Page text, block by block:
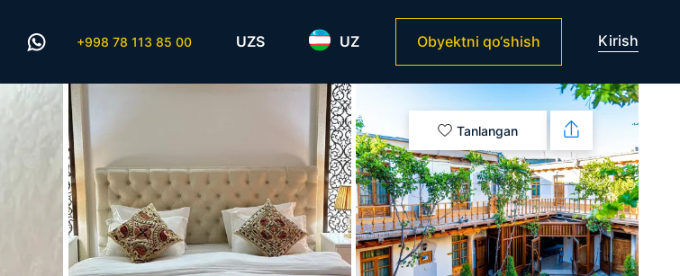
+998 78 113 85 00 UZS UZ Obyektni qo‘shish Kirish
Tanlangan